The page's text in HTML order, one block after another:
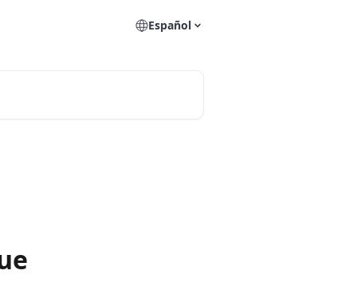
Español